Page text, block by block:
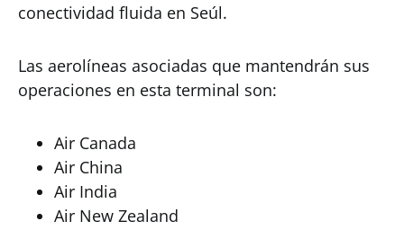
conectividad fluida en Seúl.
Las aerolíneas asociadas que mantendrán sus
operaciones en esta terminal son:
Air Canada
Air China
Air India
Air New Zealand